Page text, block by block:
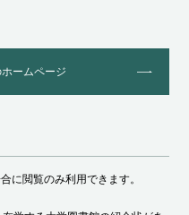
ームページ
に閲覧のみ利用できます。